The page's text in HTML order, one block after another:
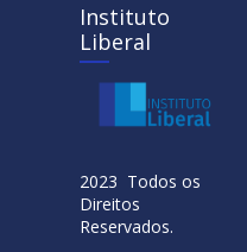
Instituto
Liberal
2023 Todos os
Direitos
Reservados.